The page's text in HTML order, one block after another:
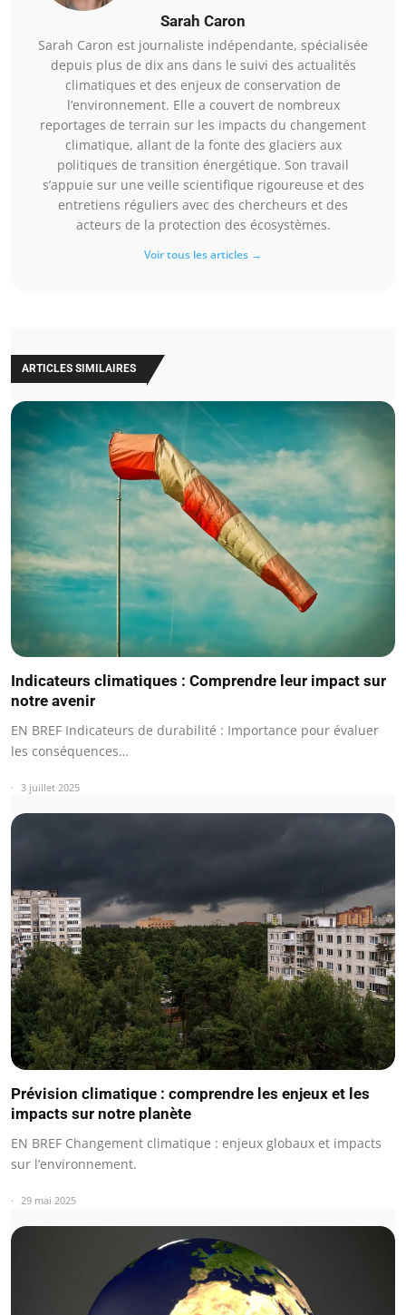
Sarah Caron
Sarah Caron est journaliste indépendante, spécialisée
depuis plus de dix ans dans le suivi des actualités
climatiques et des enjeux de conservation de
l’environnement. Elle a couvert de nombreux
reportages de terrain sur les impacts du changement
climatique, allant de la fonte des glaciers aux
politiques de transition énergétique. Son travail
s’appuie sur une veille scientifique rigoureuse et des
entretiens réguliers avec des chercheurs et des
acteurs de la protection des écosystèmes.
Voir tous les articles →
ARTICLES SIMILAIRES
Indicateurs climatiques : Comprendre leur impact sur
notre avenir
EN BREF Indicateurs de durabilité : Importance pour évaluer
les conséquences…
3 juillet 2025
Prévision climatique : comprendre les enjeux et les
impacts sur notre planète
EN BREF Changement climatique : enjeux globaux et impacts
sur l’environnement.
29 mai 2025